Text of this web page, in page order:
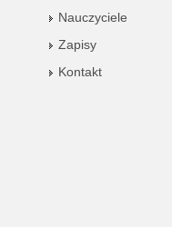
Nauczyciele
Zapisy
Kontakt